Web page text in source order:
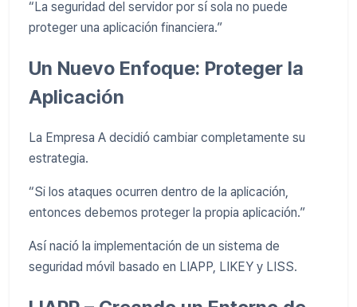
“La seguridad del servidor por sí sola no puede
proteger una aplicación financiera.”
Un Nuevo Enfoque: Proteger la
Aplicación
La Empresa A decidió cambiar completamente su
estrategia.
“Si los ataques ocurren dentro de la aplicación,
entonces debemos proteger la propia aplicación.”
Así nació la implementación de un sistema de
seguridad móvil basado en LIAPP, LIKEY y LISS.